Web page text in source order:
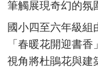
筆觸展現奇幻的氛
國小四至六年級組
「春暖花開迎書
視角將杜鵑花與建